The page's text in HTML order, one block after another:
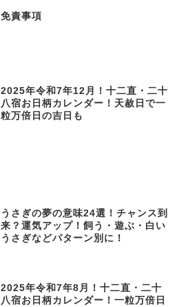
免責事項
2025年令和7年12月！十二直・二十
八宿お日柄カレンダー！天赦日で一
粒万倍日の吉日も
うさぎの夢の意味24選！チャンス到
来？運気アップ！飼う・遊ぶ・白い
うさぎなどパターン別に！
2025年令和7年8月！十二直・二十
八宿お日柄カレンダー！一粒万倍日